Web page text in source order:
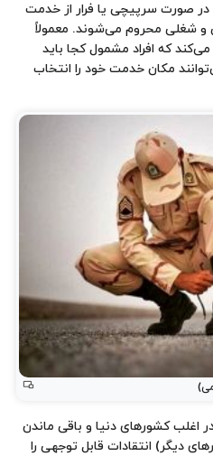
صورت سرپیچی یا فرار از خدمت
و شغلی محروم می‌شوند. معمولاً
که افراد مشمول کجا باید
مکان خدمت خود را انتخاب
کشورهای دنیا و باقی ماندن
دیگر) انتقادات قابل توجهی را